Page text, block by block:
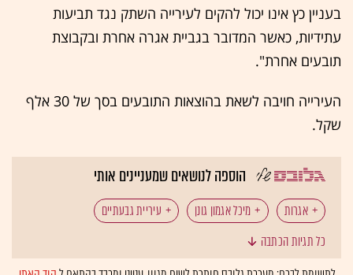
בעניין כץ אינו יכול להקים לעירייה השתק נגד תביעות
עתידיות, כאשר המדובר בגביית אגרה אחרת ובקבוצת
תובעים אחרת".
העירייה חויבה לשאת בהוצאות התובעים בסך של 30 אלף
שקל. ‏‎‎‏
הוספה לנושאים שמעניינים אותי
אגרות מיכל אגמון גונן עיריית גבעתיים
תביעה ייצוגית
כל תגיות הכתבה